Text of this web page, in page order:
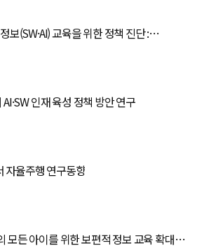
보(SW·AI) 교육을 위한 정책 진단 :
과학교육 정책 진단 프레임으로 본
인재 육성 정책 방안 연구
자율주행 연구동향
모든 아이를 위한 보편적 정보 교육 확대